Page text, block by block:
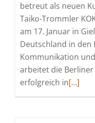
betreut als neuen
Taiko-Trommler
am 17. Januar in
Deutschland in den
Kommunikation
arbeitet die Berliner
erfolgreich inRead
[…]